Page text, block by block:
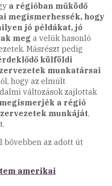
a régióban működő
megismerhessék, hogy
jó példákat, jó
meg a velük hasonló
Másrészt pedig
külföldi
munkatársai
hogy az elmúlt
változások zajlottak
megismerjék a régió
munkáját,
bővebben az adott út
amerikai